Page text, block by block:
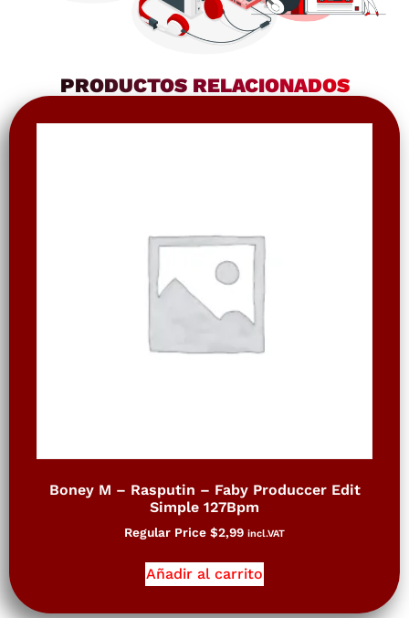
PRODUCTOS RELACIONADOS
Boney M – Rasputin – Faby Produccer Edit
Simple 127Bpm
Regular Price $2,99 incl.VAT
Añadir al carrito